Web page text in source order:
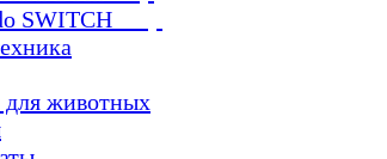
SWITCH
для животных